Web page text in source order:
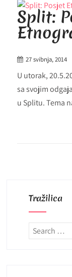
Split:
27 svibnja, 2014
U utorak,
sa svojim
u Splitu. Tema
Tražilica